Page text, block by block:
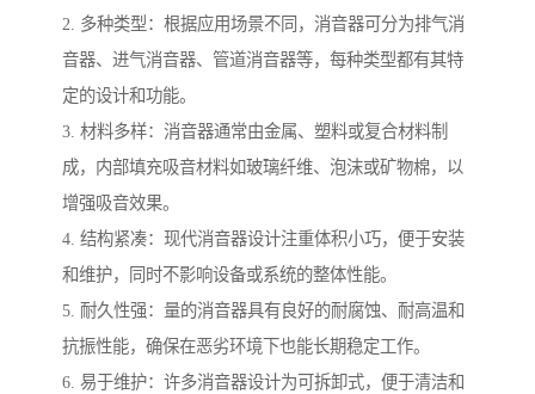
2. 多种类型：根据应用场景不同，消音器可分为排气消
音器、进气消音器、管道消音器等，每种类型都有其特
定的设计和功能。
3. 材料多样：消音器通常由金属、塑料或复合材料制
成，内部填充吸音材料如玻璃纤维、泡沫或矿物棉，以
增强吸音效果。
4. 结构紧凑：现代消音器设计注重体积小巧，便于安装
和维护，同时不影响设备或系统的整体性能。
5. 耐久性强：量的消音器具有良好的耐腐蚀、耐高温和
抗振性能，确保在恶劣环境下也能长期稳定工作。
6. 易于维护：许多消音器设计为可拆卸式，便于清洁和